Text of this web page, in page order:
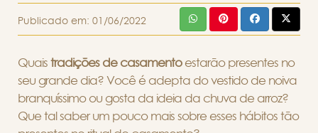
Publicado em: 01/06/2022
Quais tradições de casamentoestarão presentes no
seu grande dia? Você é adepta do vestido de noiva
branquíssimo ou gosta da ideia da chuva de arroz?
Que tal saber um pouco mais sobre esses hábitos tão